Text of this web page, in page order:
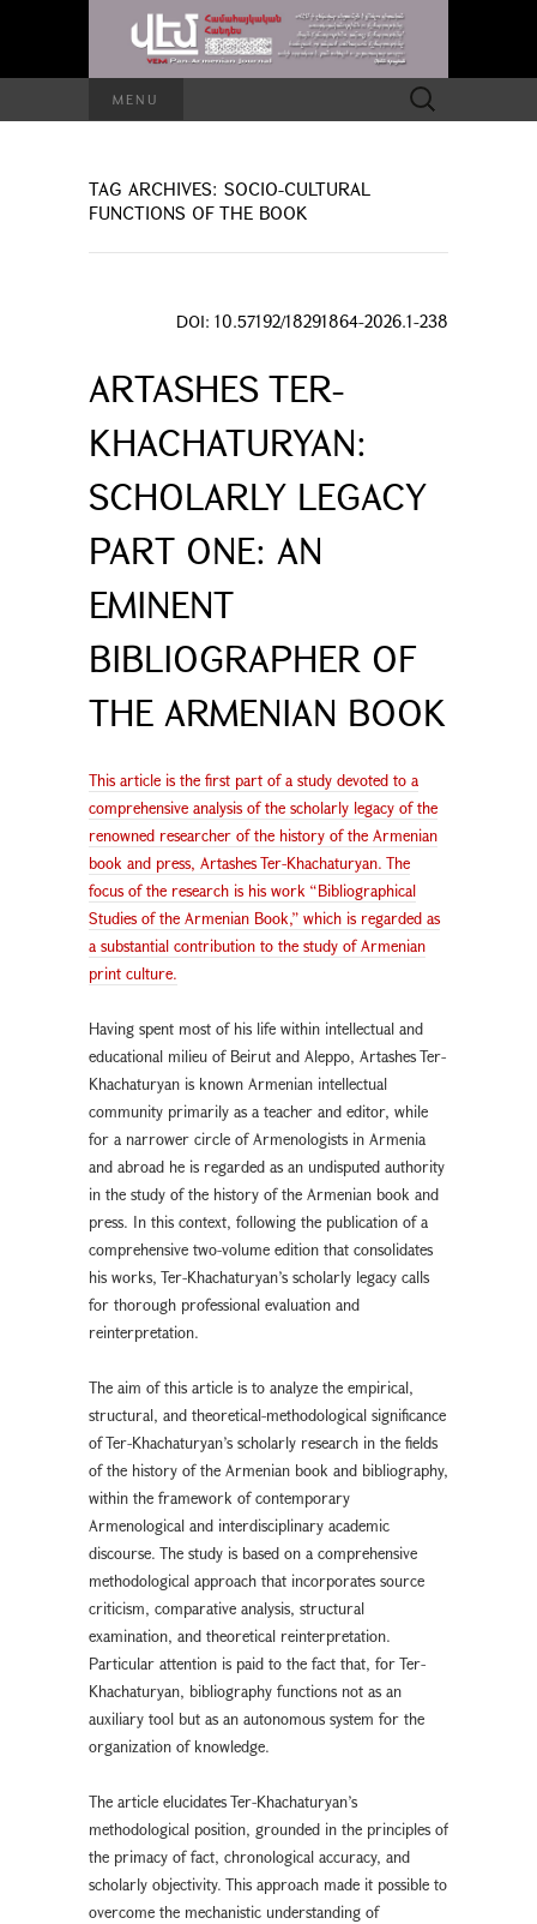
MENU
Search
for:
TAG ARCHIVES: SOCIO-CULTURAL
FUNCTIONS OF THE BOOK
DOI: 10.57192/18291864-2026.1-238
ARTASHES TER-
KHACHATURYAN:
SCHOLARLY LEGACY
PART ONE: AN
EMINENT
BIBLIOGRAPHER OF
THE ARMENIAN BOOK
This article is the first part of a study devoted to a
comprehensive analysis of the scholarly legacy of the
renowned researcher of the history of the Armenian
book and press, Artashes Ter-Khachaturyan. The
focus of the research is his work “Bibliographical
Studies of the Armenian Book,” which is regarded as
a substantial contribution to the study of Armenian
print culture.
Having spent most of his life within intellectual and
educational milieu of Beirut and Aleppo, Artashes Ter-
Khachaturyan is known Armenian intellectual
community primarily as a teacher and editor, while
for a narrower circle of Armenologists in Armenia
and abroad he is regarded as an undisputed authority
in the study of the history of the Armenian book and
press. In this context, following the publication of a
comprehensive two-volume edition that consolidates
his works, Ter-Khachaturyan’s scholarly legacy calls
for thorough professional evaluation and
reinterpretation.
The aim of this article is to analyze the empirical,
structural, and theoretical-methodological significance
of Ter-Khachaturyan’s scholarly research in the fields
of the history of the Armenian book and bibliography,
within the framework of contemporary
Armenological and interdisciplinary academic
discourse. The study is based on a comprehensive
methodological approach that incorporates source
criticism, comparative analysis, structural
examination, and theoretical reinterpretation.
Particular attention is paid to the fact that, for Ter-
Khachaturyan, bibliography functions not as an
auxiliary tool but as an autonomous system for the
organization of knowledge.
The article elucidates Ter-Khachaturyan’s
methodological position, grounded in the principles of
the primacy of fact, chronological accuracy, and
scholarly objectivity. This approach made it possible to
overcome the mechanistic understanding of